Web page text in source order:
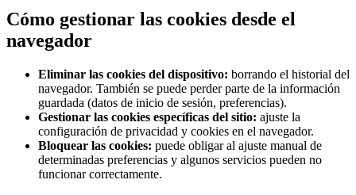
Cómo gestionar las cookies desde el
navegador
Eliminar las cookies del dispositivo: borrando el historial del
navegador. También se puede perder parte de la información
guardada (datos de inicio de sesión, preferencias).
Gestionar las cookies específicas del sitio: ajuste la
configuración de privacidad y cookies en el navegador.
Bloquear las cookies: puede obligar al ajuste manual de
determinadas preferencias y algunos servicios pueden no
funcionar correctamente.